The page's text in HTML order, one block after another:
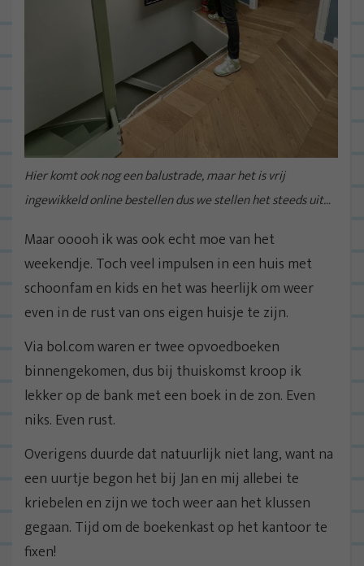
Hier komt ook nog een balustrade, maar het is vrij
ingewikkeld online bestellen dus we stellen het steeds uit…
Maar ooooh ik was ook echt moe van het
weekendje. Toch veel impulsen in een huis met
schoonfam en kids en het was heerlijk om weer
even in de rust van ons eigen huisje te zijn.
Via bol.com waren er twee opvoedboeken
binnengekomen, dus bij thuiskomst kroop ik
lekker op de bank met een boek in de zon. Even
niks. Even rust.
Overigens duurde dat natuurlijk niet lang, want na
een uurtje begon het bij Jan en mij allebei te
kriebelen en zijn we toch weer aan het klussen
gegaan. Tijd om de boekenkast op het kantoor te
fixen!